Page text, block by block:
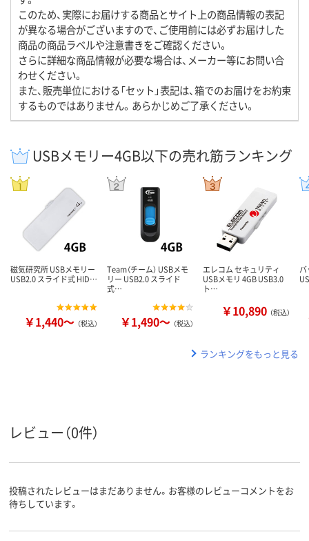
このため、実際にお届けする商品とサイト上の商品情報の表記
が異なる場合がございますので、ご使用前には必ずお届けした
商品の商品ラベルや注意書きをご確認ください。
さらに詳細な商品情報が必要な場合は、メーカー等にお問い合
わせください。
また、販売単位における「セット」表記は、箱でのお届けをお約束
するものではありません。あらかじめご了承ください。
USBメモリー4GB以下の売れ筋ランキング
磁気研究所 USBメモリー
USB2.0 スライド式 HID…
￥1,440～ （税込）
Team（チーム） USBメモ
リー USB2.0 スライド
式…
￥1,490～ （税込）
エレコム セキュリティ
USBメモリ 4GB USB3.0
ト…
￥10,890 （税込）
バ
ランキングをもっと見る
レビュー（0件）
投稿されたレビューはまだありません。お客様のレビューコメントをお
待ちしています。